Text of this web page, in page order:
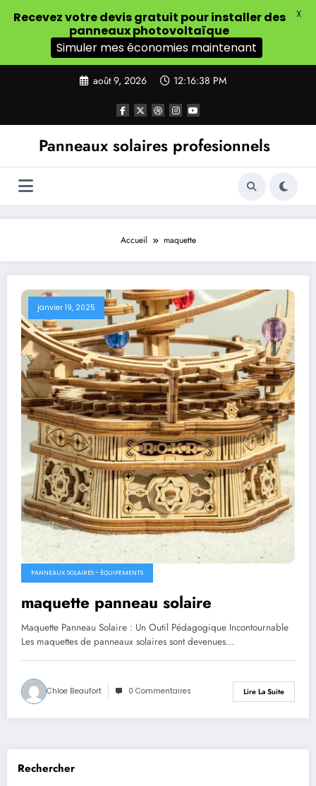
août 9, 2026 12:16:38 PM
Panneaux solaires profesionnels
Accueil maquette
janvier 19, 2025
PANNEAUX SOLAIRES - ÉQUIPEMENTS
maquette panneau solaire
Maquette Panneau Solaire : Un Outil Pédagogique Incontournable
Les maquettes de panneaux solaires sont devenues…
Chloe Beaufort 0 Commentaires Lire La Suite
Rechercher
Recevez votre devis gratuit pour installer des
panneaux photovoltaïque
Simuler mes économies maintenant
X